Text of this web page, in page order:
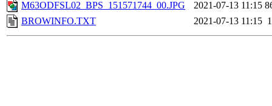
M63ODFSL02_BPS_151571744_00.JPG
2021-07-13 11:15
BROWINFO.TXT
2021-07-13 11:15